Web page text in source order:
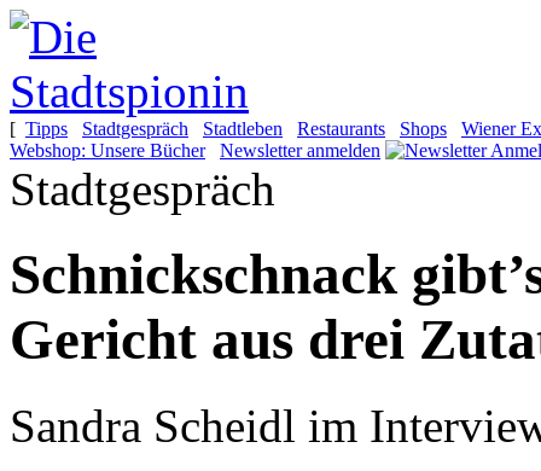
[ Tipps Stadtgespräch Stadtleben Restaurants Shops
Wiener
Webshop: Unsere Bücher
Newsletter anmelden
Stadtgespräch
Schnickschnack
Gericht aus drei
Sandra Scheidl im